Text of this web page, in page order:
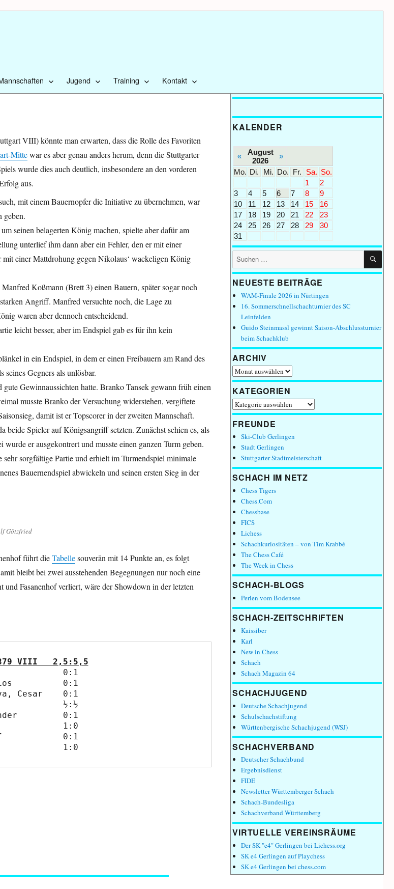
Jugend Training Kontakt
VIII) könnte man erwarten, dass die Rolle des Favoriten
Mittewar es aber genau anders herum, denn die Stuttgarter
wurde dies auch deutlich, insbesondere an den vorderen
aus.
mit einem Bauernopfer die Initiative zu übernehmen, war
geben.
seinen belagerten König machen, spielte aber dafür am
unterlief ihm dann aber ein Fehler, den er mit einer
einer Mattdrohung gegen Nikolaus‘ wackeligen König
Koßmann (Brett 3) einen Bauern, später sogar noch
Angriff. Manfred versuchte noch, die Lage zu
waren aber dennoch entscheidend.
leicht besser, aber im Endspiel gab es für ihn kein
in ein Endspiel, in dem er einen Freibauern am Rand des
Gegners als unlösbar.
Gewinnaussichten hatte. Branko Tansek gewann früh einen
musste Branko der Versuchung widerstehen, vergiftete
damit ist er Topscorer in der zweiten Mannschaft.
beide Spieler auf Königsangriff setzten. Zunächst schien es, als
er ausgekontrert und musste einen ganzen Turm geben.
sehr sorgfältige Partie und erhielt im Turmendspiel minimale
Bauernendspiel abwickeln und seinen ersten Sieg in der
Götzfried
führt dieTabellesouverän mit 14 Punkte an, es folgt
bleibt bei zwei ausstehenden Begegnungen nur noch eine
Fasanenhof verliert, wäre der Showdown in der letzten
SF 1879 VIII   2,5:5,5
KALENDER
«
August
2026
»
Mo. Di. Mi. Do. Fr. Sa. So.
1
2
3
4 5 6 7 8
9
10
11 12 13 14 15
16
17
18 19 20 21 22
23
24
25 26 27 28 29
30
31
Suchen
nach:
NEUESTE BEITRÄGE
WAM-Finale 2026 in Nürtingen
16. Sommerschnellschachturnier des SC
Leinfelden
Guido Steinmassl gewinnt Saison-Abschlussturnier
beim Schachklub
ARCHIV
Archiv
KATEGORIEN
Kategorien
FREUNDE
Ski-Club Gerlingen
Stadt Gerlingen
Stuttgarter Stadtmeisterschaft
SCHACH IM NETZ
Chess Tigers
Chess.Com
Chessbase
FICS
Lichess
Schachkuriositäten – von Tim Krabbé
The Chess Café
The Week in Chess
SCHACH-BLOGS
Perlen vom Bodensee
SCHACH-ZEITSCHRIFTEN
Kaissiber
Karl
New in Chess
Schach
Schach Magazin 64
SCHACHJUGEND
Deutsche Schachjugend
Schulschachstiftung
Württenbergische Schachjugend (WSJ)
SCHACHVERBAND
Deutscher Schachbund
Ergebnisdienst
FIDE
Newsletter Württemberger Schach
Schach-Bundesliga
Schachverband Württemberg
VIRTUELLE VEREINSRÄUME
Der SK "e4" Gerlingen bei Lichess.org
SK e4 Gerlingen auf Playchess
SK e4 Gerlingen bei chess.com